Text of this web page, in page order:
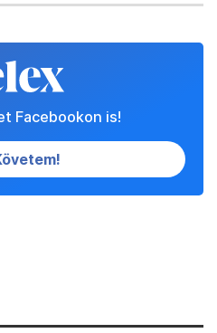
Facebookon is!